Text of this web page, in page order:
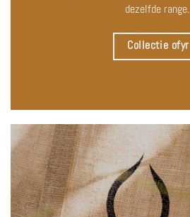
dezelfde range.
Collectie ofyr